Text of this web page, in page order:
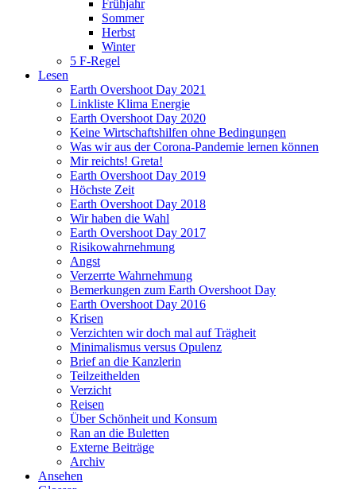
Frühjahr
Sommer
Herbst
Winter
5 F-Regel
Lesen
Earth Overshoot Day 2021
Linkliste Klima Energie
Earth Overshoot Day 2020
Keine Wirtschaftshilfen ohne Bedingungen
Was wir aus der Corona-Pandemie lernen können
Mir reichts! Greta!
Earth Overshoot Day 2019
Höchste Zeit
Earth Overshoot Day 2018
Wir haben die Wahl
Earth Overshoot Day 2017
Risikowahrnehmung
Angst
Verzerrte Wahrnehmung
Bemerkungen zum Earth Overshoot Day
Earth Overshoot Day 2016
Krisen
Verzichten wir doch mal auf Trägheit
Minimalismus versus Opulenz
Brief an die Kanzlerin
Teilzeithelden
Verzicht
Reisen
Über Schönheit und Konsum
Ran an die Buletten
Externe Beiträge
Archiv
Ansehen